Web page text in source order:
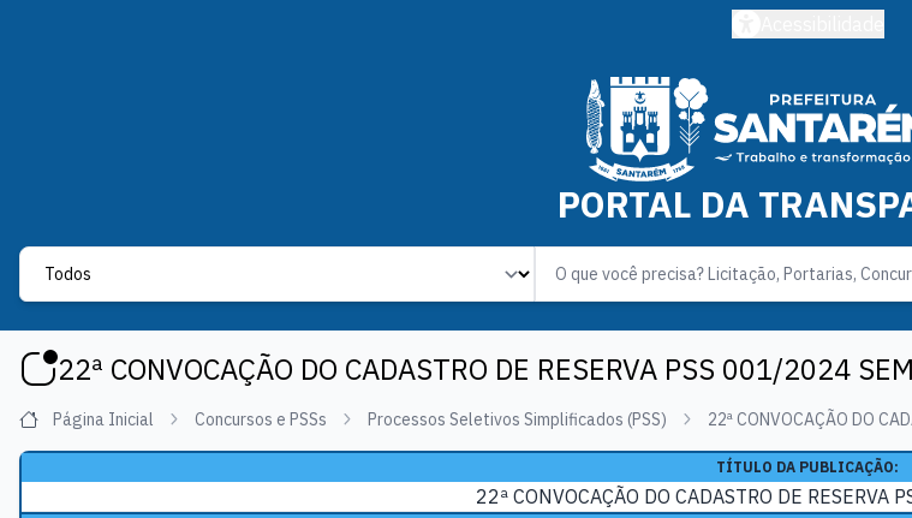
PORTAL DA
Label
22ª CONVOCAÇÃO DO CADASTRO DE RESERVA PSS 001/2024
Página Inicial Concursos e PSSs Processos Seletivos Simplificados (PSS) 22ª CONVOCAÇÃO DO
TÍTULO DA PUBLICAÇÃO:
22ª CONVOCAÇÃO DO CADASTRO DE RESERVA